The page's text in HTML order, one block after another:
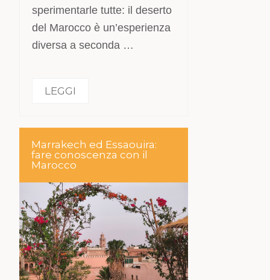
sperimentarle tutte: il deserto
del Marocco è un’esperienza
diversa a seconda …
LEGGI
Marrakech ed Essaouira:
fare conoscenza con il
Marocco